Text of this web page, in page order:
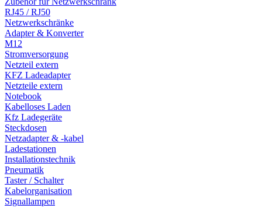
RJ45 / RJ50
Netzwerkschränke
Adapter & Konverter
M12
Stromversorgung
Netzteil extern
KFZ Ladeadapter
Netzteile extern
Notebook
Kabelloses Laden
Kfz Ladegeräte
Steckdosen
Netzadapter & -kabel
Ladestationen
Installationstechnik
Pneumatik
Taster / Schalter
Kabelorganisation
Signallampen